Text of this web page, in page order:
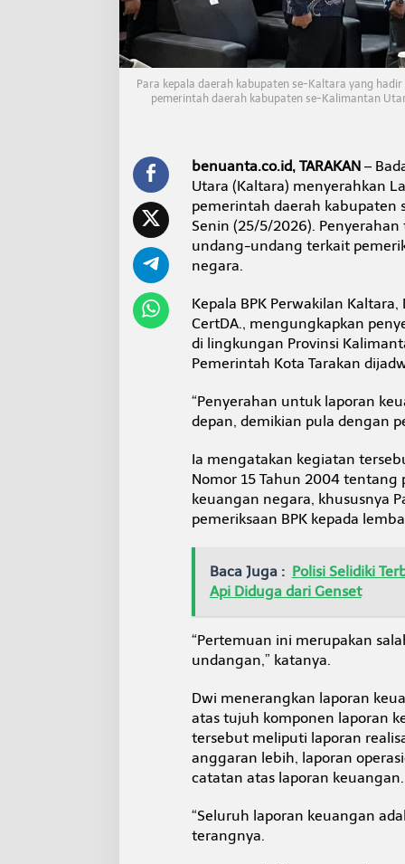
K
a
p
a
t
e
-
K
l
t
a
a
h
u
2
2
Para kepala daerah kabupaten se-Kaltara yang
pemerintah daerah kabupaten se-Kalimantan
benuanta.co.id, TARAKAN–
Utara (Kaltara) menyerahkan
pemerintah daerah kabupaten
Senin (25/5/2026).
undang-undang terkait
negara.
Kepala BPK Perwakilan Kaltara,
CertDA., mengungkapkan
di lingkungan Provinsi
Pemerintah Kota Tarakan
“Penyerahan untuk laporan
depan, demikian pula dengan
Ia mengatakan kegiatan
Nomor 15 Tahun 2004
keuangan negara, khususnya
pemeriksaan BPK kepada
Baca Juga : Polisi Selidiki
Api Diduga dari Genset
“Pertemuan ini merupakan
undangan,” katanya.
Dwi menerangkan laporan
atas tujuh komponen laporan
tersebut meliputi laporan
anggaran lebih, laporan
catatan atas laporan keuangan.
“Seluruh laporan keuangan
terangnya.